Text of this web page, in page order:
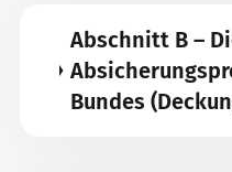
Abschnitt B –
Bundes